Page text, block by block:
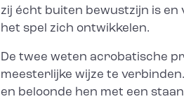
zij écht buiten bewustzijn is en
het spel zich ontwikkelen.
De twee weten acrobatische
meesterlijke wijze te
en beloonde hen met een